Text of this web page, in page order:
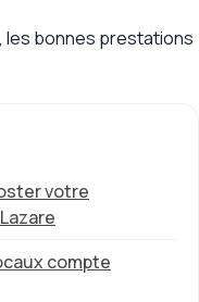
les bonnes prestations
votre
compte